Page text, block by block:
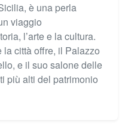
è una perla
viaggio
l’arte e la cultura.
città offre, il Palazzo
e il suo salone delle
più alti del patrimonio